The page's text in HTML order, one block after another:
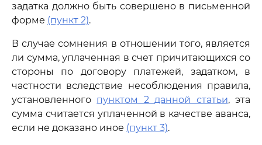
задатка должно быть совершено в письменной
форме (пункт 2).
В случае сомнения в отношении того, является
ли сумма, уплаченная в счет причитающихся со
стороны по договору платежей, задатком, в
частности вследствие несоблюдения правила,
установленного пунктом 2 данной статьи, эта
сумма считается уплаченной в качестве аванса,
если не доказано иное (пункт 3).